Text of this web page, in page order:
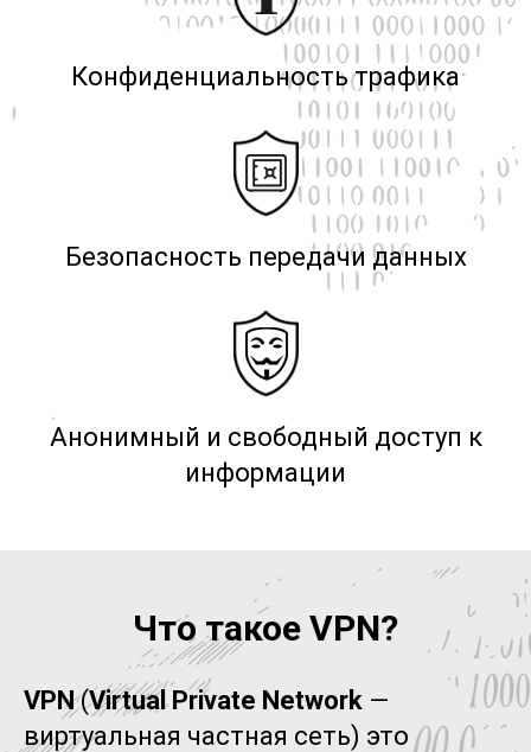
Конфиденциальность трафика
Безопасность передачи данных
Анонимный и свободный доступ к
информации
Что такое VPN?
VPN(Virtual Private Network —
виртуальная частная сеть) это